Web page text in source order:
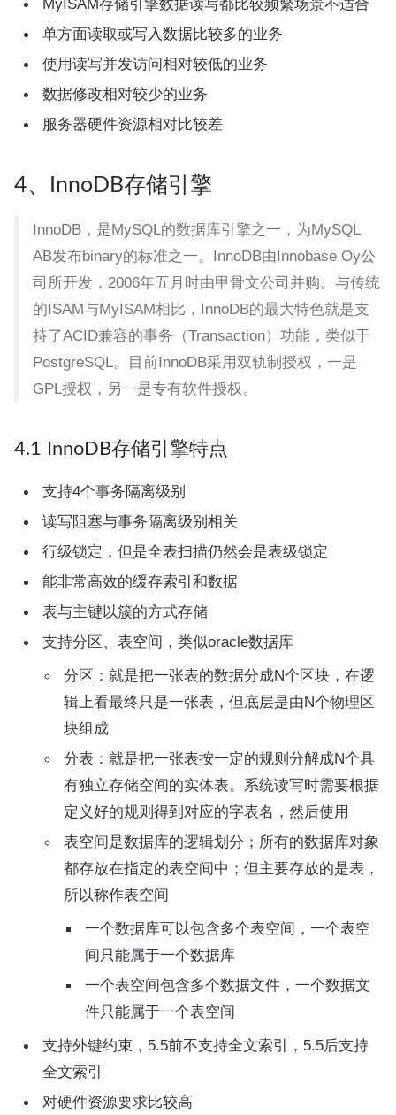
MyISAM存储引擎数据读写都比较频繁场景不适合
单方面读取或写入数据比较多的业务
使用读写并发访问相对较低的业务
数据修改相对较少的业务
服务器硬件资源相对比较差
4、InnoDB存储引擎
InnoDB，是MySQL的数据库引擎之一，为MySQL
AB发布binary的标准之一。InnoDB由Innobase Oy公
司所开发，2006年五月时由甲骨文公司并购。与传统
的ISAM与MyISAM相比，InnoDB的最大特色就是支
持了ACID兼容的事务（Transaction）功能，类似于
PostgreSQL。目前InnoDB采用双轨制授权，一是
GPL授权，另一是专有软件授权。
4.1 InnoDB存储引擎特点
支持4个事务隔离级别
读写阻塞与事务隔离级别相关
行级锁定，但是全表扫描仍然会是表级锁定
能非常高效的缓存索引和数据
表与主键以簇的方式存储
支持分区、表空间，类似oracle数据库
分区：就是把一张表的数据分成N个区块，在逻
辑上看最终只是一张表，但底层是由N个物理区
块组成
分表：就是把一张表按一定的规则分解成N个具
有独立存储空间的实体表。系统读写时需要根据
定义好的规则得到对应的字表名，然后使用
表空间是数据库的逻辑划分；所有的数据库对象
都存放在指定的表空间中；但主要存放的是表，
所以称作表空间
一个数据库可以包含多个表空间，一个表空
间只能属于一个数据库
一个表空间包含多个数据文件，一个数据文
件只能属于一个表空间
支持外键约束，5.5前不支持全文索引，5.5后支持
全文索引
对硬件资源要求比较高